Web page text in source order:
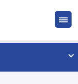
サービス